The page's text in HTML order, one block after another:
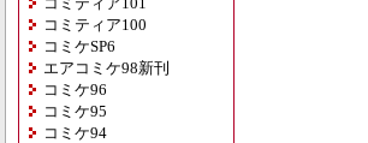
コミティア100
コミケSP6
エアコミケ98新刊
コミケ96
コミケ95
コミケ94